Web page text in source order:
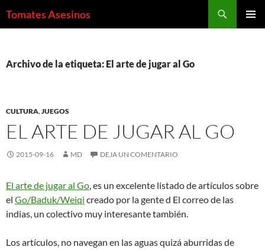
Tomates Asesinos
Archivo de la etiqueta: El arte de jugar al Go
CULTURA,JUEGOS
EL ARTE DE JUGAR AL GO
2015-09-16 MD DEJA UN COMENTARIO
El arte de jugar al Go, es un excelente listado de artículos sobre
el Go/Baduk/Weiqi creado por la gente d El correo de las
indias, un colectivo muy interesante también.
Los artículos, no navegan en las aguas quizá aburridas de